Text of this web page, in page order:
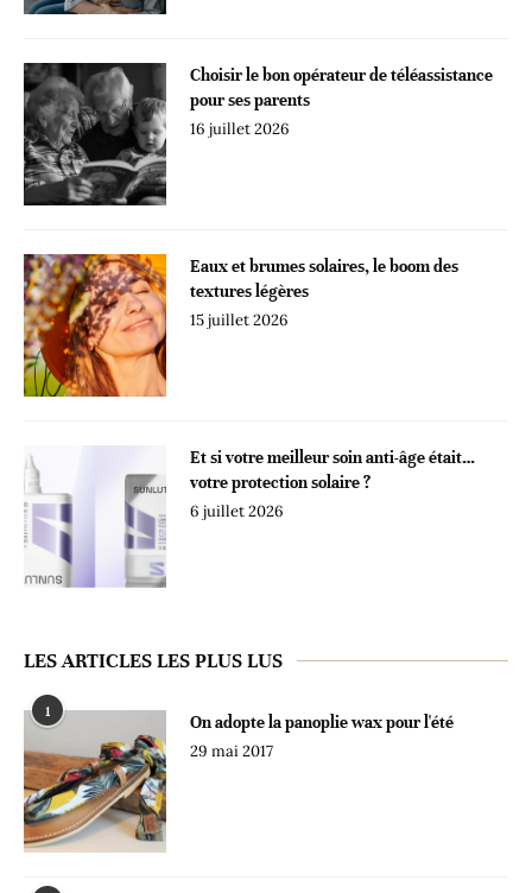
Choisir le bon opérateur de téléassistance
pour ses parents
16 juillet 2026
Eaux et brumes solaires, le boom des
textures légères
15 juillet 2026
Et si votre meilleur soin anti-âge était…
votre protection solaire ?
6 juillet 2026
LES ARTICLES LES PLUS LUS
1
On adopte la panoplie wax pour l'été
29 mai 2017